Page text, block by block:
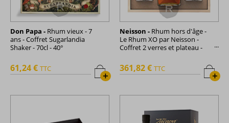
Don Papa - Rhum vieux - 7
ans - Coffret Sugarlandia
Shaker - 70cl - 40°
+
61,24 € TTC
Neisson - Rhum hors d'âge -
Le Rhum XO par Neisson -
Coffret 2 verres et plateau -
+
361,82 € TTC